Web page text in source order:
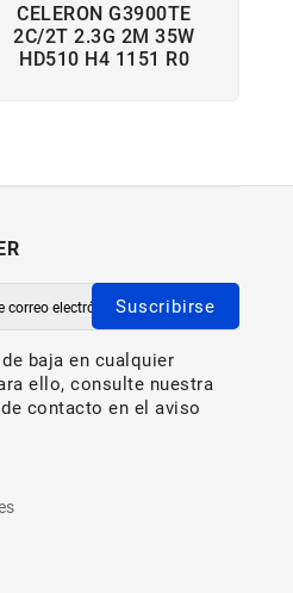
CELERON G3900TE
2C/2T 2.3G 2M 35W
HD510 H4 1151 R0
Suscribirse
baja en cualquier
ello, consulte nuestra
contacto en el aviso